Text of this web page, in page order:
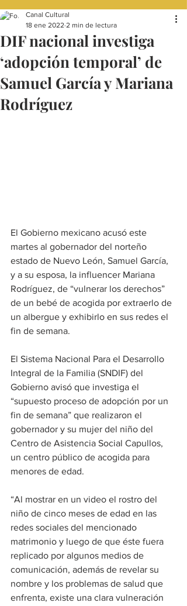
DIF nacional investiga
‘adopción temporal’ de
Samuel García y Mariana
Rodríguez
Canal Cultural
18 ene 2022 2 min de lectura
El Gobierno mexicano acusó este
martes al gobernador del norteño
estado de Nuevo León, Samuel García,
y a su esposa, la influencer Mariana
Rodríguez, de “vulnerar los derechos”
de un bebé de acogida por extraerlo de
un albergue y exhibirlo en sus redes el
fin de semana.
El Sistema Nacional Para el Desarrollo
Integral de la Familia (SNDIF) del
Gobierno avisó que investiga el
“supuesto proceso de adopción por un
fin de semana” que realizaron el
gobernador y su mujer del niño del
Centro de Asistencia Social Capullos,
un centro público de acogida para
menores de edad.
“Al mostrar en un video el rostro del
niño de cinco meses de edad en las
redes sociales del mencionado
matrimonio y luego de que éste fuera
replicado por algunos medios de
comunicación, además de revelar su
nombre y los problemas de salud que
enfrenta, existe una clara vulneración